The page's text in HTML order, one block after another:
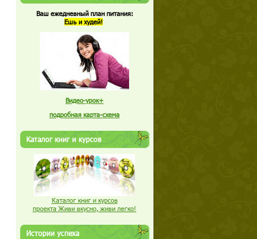
Ваш ежедневный план питания:
Ешь и худей!
Видео-урок+
подробная карта-схема
Каталог книг и курсов
Каталог книг и курсов
проекта Живи вкусно, живи легко!
Истории успеха